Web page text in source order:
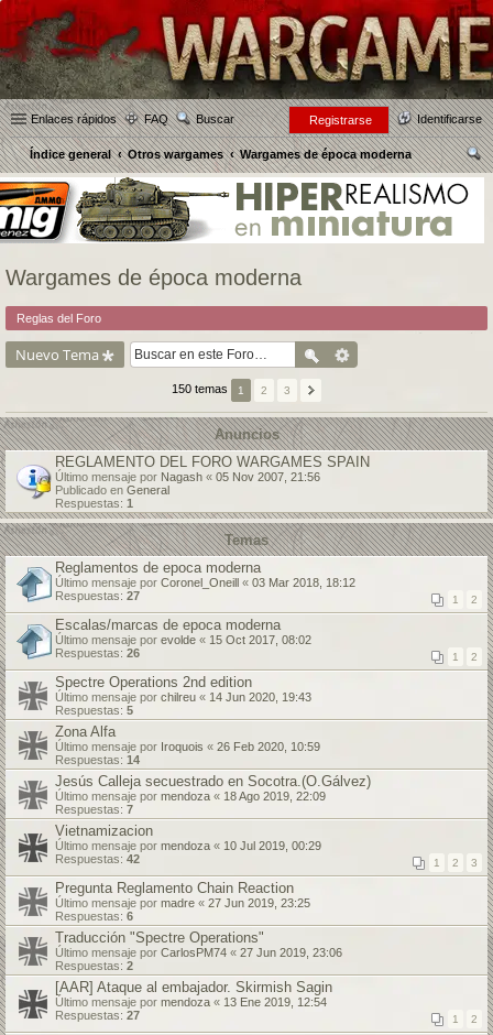
Enlaces rápidos FAQ Buscar Identificarse
Registrarse
Índice general Otros wargames
Wargames de época moderna
us
Wargames de época moderna
Reglas del Foro
Nuevo Tema
150 temas 1 2 3
Anuncios
REGLAMENTO DEL FORO WARGAMES SPAIN
Último mensaje por Nagash « 05 Nov 2007, 21:56
Publicado en General
Respuestas: 1
Temas
Reglamentos de epoca moderna
Último mensaje por Coronel_Oneill « 03 Mar 2018, 18:12
Respuestas: 27 1 2
Escalas/marcas de epoca moderna
Último mensaje por evolde « 15 Oct 2017, 08:02
Respuestas: 26 1 2
Spectre Operations 2nd edition
Último mensaje por chilreu « 14 Jun 2020, 19:43
Respuestas: 5
Zona Alfa
Último mensaje por Iroquois « 26 Feb 2020, 10:59
Respuestas: 14
Jesús Calleja secuestrado en Socotra.(O.Gálvez)
Último mensaje por mendoza « 18 Ago 2019, 22:09
Respuestas: 7
Vietnamizacion
Último mensaje por mendoza « 10 Jul 2019, 00:29
Respuestas: 42 1 2 3
Pregunta Reglamento Chain Reaction
Último mensaje por madre « 27 Jun 2019, 23:25
Respuestas: 6
Traducción "Spectre Operations"
Último mensaje por CarlosPM74 « 27 Jun 2019, 23:06
Respuestas: 2
[AAR] Ataque al embajador. Skirmish Sagin
Último mensaje por mendoza « 13 Ene 2019, 12:54
Respuestas: 27 1 2